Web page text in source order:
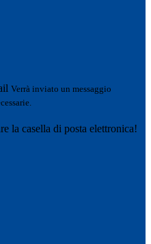
Verrà inviato un messaggio
la casella di posta elettronica!